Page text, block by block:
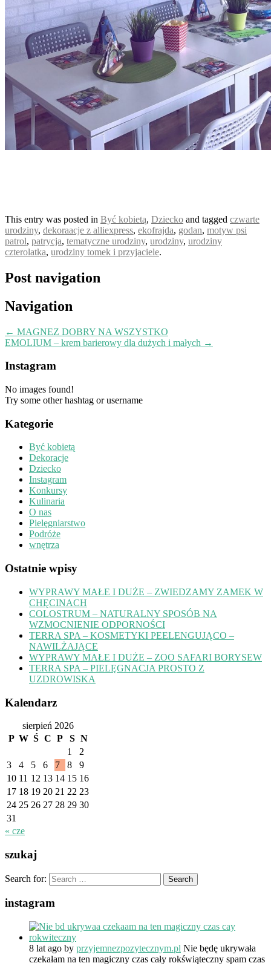
This entry was posted in Być kobietą, Dziecko and tagged czwarte
urodziny, dekoraacje z alliexpress, ekofrajda, godan, motyw psi
patrol, patrycja, tematyczne urodziny, urodziny, urodziny
czterolatka, urodziny tomek i przyjaciele.
Post navigation
Navigation
← MAGNEZ DOBRY NA WSZYSTKO
EMOLIUM – krem barierowy dla dużych i małych →
Instagram
No images found!
Try some other hashtag or username
Kategorie
Być kobietą
Dekoracje
Dziecko
Instagram
Konkursy
Kulinaria
O nas
Pielęgniarstwo
Podróże
wnętrza
Ostatnie wpisy
WYPRAWY MAŁE I DUŻE – ZWIEDZAMY ZAMEK W
CHĘCINACH
COLOSTRUM – NATURALNY SPOSÓB NA
WZMOCNIENIE ODPORNOŚCI
TERRA SPA – KOSMETYKI PEELENGUJĄCO –
NAWILŻAJĄCE
WYPRAWY MAŁE I DUŻE – ZOO SAFARI BORYSEW
TERRA SPA – PIELĘGNACJA PROSTO Z
UZDROWISKA
Kalendarz
sierpień 2026
P W Ś C P S N
1
2
3
4 5 6 7 8
9
10 11 12 13 14 15 16
17 18 19 20 21 22 23
24 25 26 27 28 29 30
31
« cze
szukaj
Search for:
instagram
8 lat ago by przyjemnezpozytecznym.pl Nie będę ukrywała
czekałam na ten magiczny czas cały rokświąteczny spam czas